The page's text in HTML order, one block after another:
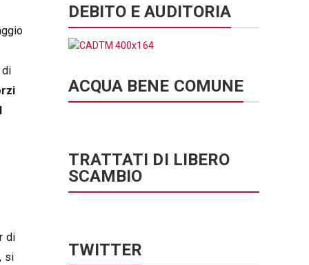
di
di
, si
DEBITO E AUDITORIA
ACQUA BENE COMUNE
TRATTATI DI LIBERO
SCAMBIO
TWITTER